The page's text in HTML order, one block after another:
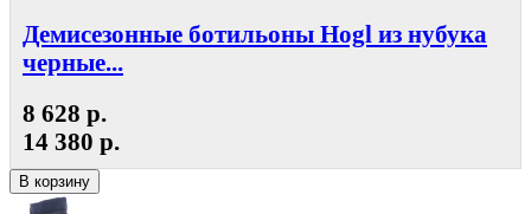
Демисезонные ботильоны Hogl из нубука
черные...
8 628 р.
14 380 р.
В корзину